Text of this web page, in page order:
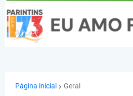
Página inicial Geral